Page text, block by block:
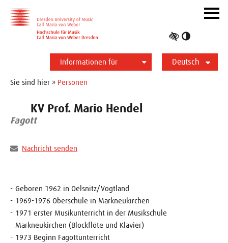
Informationen für
Deutsch
ein-/
Sie sind hier » Personen
KV Prof. Mario Hendel
Fagott
Nachricht senden
Geboren 1962 in Oelsnitz/Vogtland
1969-1976 Oberschule in Markneukirchen
1971 erster Musikunterricht in der Musikschule
Markneukirchen (Blockflöte und Klavier)
1973 Beginn Fagottunterricht